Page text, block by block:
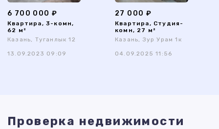
6 700 000 ₽
Квартира, 3-комн,
62 м²
Казань, Туганлык 12
13.09.2023 09:09
27 000 ₽
Квартира, Студия-
комн, 27 м²
Казань, Зур Урам 1к
04.09.2025 11:56
Проверка недвижимости